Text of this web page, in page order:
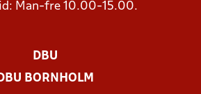
Man-fre 10.00-15.00.
DBU
DBU BORNHOLM